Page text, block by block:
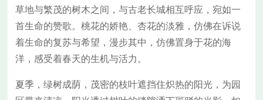
草地与繁茂的树木之间，与古老长城相互呼应，宛如一
首生命的赞歌。桃花的娇艳、杏花的淡雅，仿佛在诉说
着生命的复苏与希望，漫步其中，仿佛置身于花的海
洋，感受着春天的生机与活力。
夏季，绿树成荫，茂密的枝叶遮挡住炽热的阳光，为园